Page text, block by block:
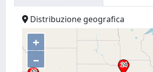
Distribuzione geografica
+
–